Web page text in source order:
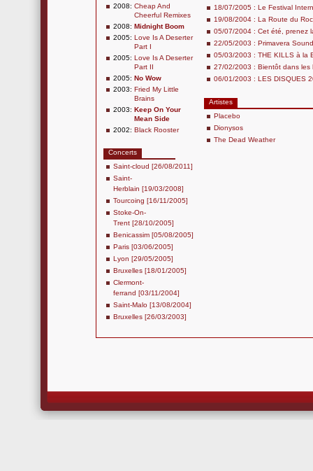
2008: Cheap And
Cheerful Remixes
2008: Midnight Boom
2005: Love Is A Deserter
Part I
2005: Love Is A Deserter
Part II
2005: No Wow
2003: Fried My Little
Brains
2003: Keep On Your
Mean Side
2002: Black Rooster
Concerts
Saint-cloud [26/08/2011]
Saint-
Herblain [19/03/2008]
Tourcoing [16/11/2005]
Stoke-On-
Trent [28/10/2005]
Benicassim [05/08/2005]
Paris [03/06/2005]
Lyon [29/05/2005]
Bruxelles [18/01/2005]
Clermont-
ferrand [03/11/2004]
Saint-Malo [13/08/2004]
Bruxelles [26/03/2003]
18/07/2005 : Le Festival
19/08/2004 : La Route du
05/07/2004 : Cet été, prenez
22/05/2003 : Primavera
05/03/2003 : THE KILLS à la
27/02/2003 : Bientôt dans les
06/01/2003 : LES DISQUES
Artistes
Placebo
Dionysos
The Dead Weather